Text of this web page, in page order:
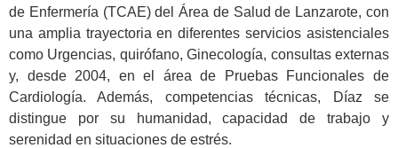
de Enfermería (TCAE) del Área de Salud de Lanzarote, con
una amplia trayectoria en diferentes servicios asistenciales
como Urgencias, quirófano, Ginecología, consultas externas
y, desde 2004, en el área de Pruebas Funcionales de
Cardiología. Además, competencias técnicas, Díaz se
distingue por su humanidad, capacidad de trabajo y
serenidad en situaciones de estrés.